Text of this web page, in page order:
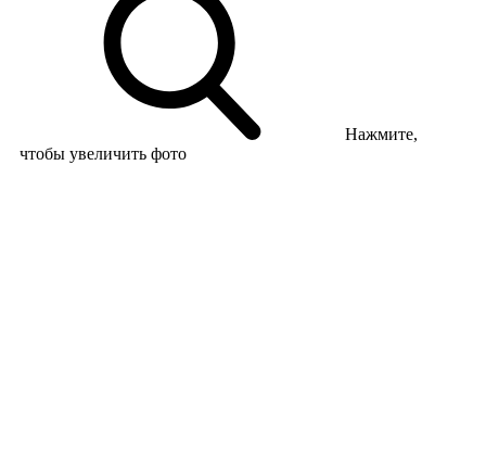
Нажмите,
чтобы увеличить фото